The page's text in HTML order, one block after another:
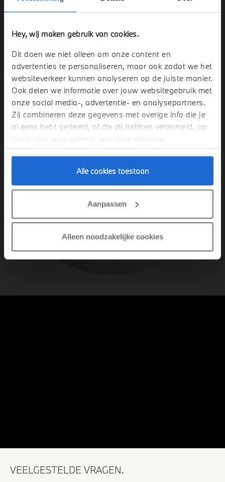
Hey, wij maken gebruik van cookies.
Dit doen we niet alleen om onze content en
advertenties te personaliseren, maar ook zodat we het
websiteverkeer kunnen analyseren op de juiste manier.
Ook delen we informatie over jouw websitegebruik met
onze social media-, advertentie- en analysepartners.
Zij combineren deze gegevens met overige info die je
al eens hebt gedeeld, of die zij hebben verzameld, op
basis van jouw gebruik van deze services.
Alle cookies toestaan
Aanpassen
Alleen noodzakelijke cookies
conforme trekhaak
Bestel direct
VEELGESTELDE VRAGEN.